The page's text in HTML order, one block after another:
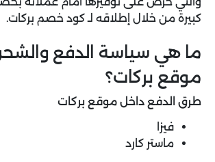
كبيرة من خلال إطلاقه لـ كود خصم بركات.
ما هي سياسة الدفع
موقع بركات؟
طرق الدفع داخل موقع بركات
فيزا
ماستر كارد